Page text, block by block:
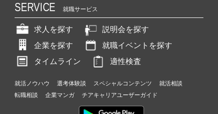
SERVICE 就職サービス
求人を探す
説明会を探す
企業を探す
就職イベントを探す
タイムライン
適性検査
就活ノウハウ 選考体験談 スペシャルコンテンツ
就活相談
転職相談
企業マンガ チアキャリアユーザーガイド